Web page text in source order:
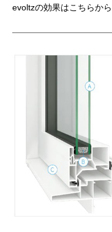
evoltzの効果はこちらから